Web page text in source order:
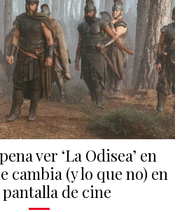
ver ‘La Odisea’ en
cambia (y lo que no) en
pantalla de cine